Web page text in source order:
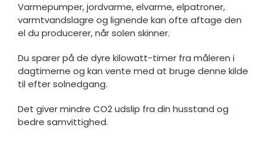
Varmepumper, jordvarme, elvarme, elpatroner,
varmtvandslagre og lignende kan ofte aftage den
el du producerer, når solen skinner.
Du sparer på de dyre kilowatt-timer fra måleren i
dagtimerne og kan vente med at bruge denne kilde
til efter solnedgang.
Det giver mindre CO2 udslip fra din husstand og
bedre samvittighed.